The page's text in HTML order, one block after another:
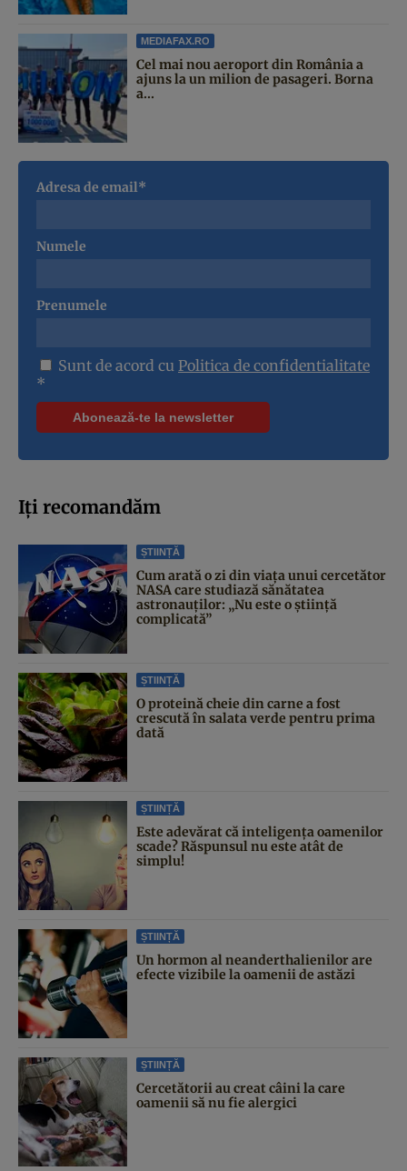
MEDIAFAX.RO
Cel mai nou aeroport din România a
ajuns la un milion de pasageri. Borna
a...
Adresa de email*
Numele
Prenumele
Sunt de acord cu Politica de confidentialitate
*
Iți recomandăm
ȘTIINȚĂ
Cum arată o zi din viața unui cercetător
NASA care studiază sănătatea
astronauților: „Nu este o știință
complicată”
ȘTIINȚĂ
O proteină cheie din carne a fost
crescută în salata verde pentru prima
dată
ȘTIINȚĂ
Este adevărat că inteligența oamenilor
scade? Răspunsul nu este atât de
simplu!
ȘTIINȚĂ
Un hormon al neanderthalienilor are
efecte vizibile la oamenii de astăzi
ȘTIINȚĂ
Cercetătorii au creat câini la care
oamenii să nu fie alergici